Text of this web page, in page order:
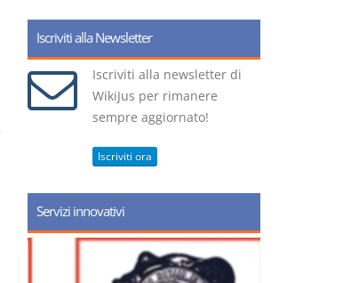
Iscriviti alla Newsletter
Iscriviti alla newsletter di
WikiJus per rimanere
sempre aggiornato!
Iscriviti ora
Servizi innovativi